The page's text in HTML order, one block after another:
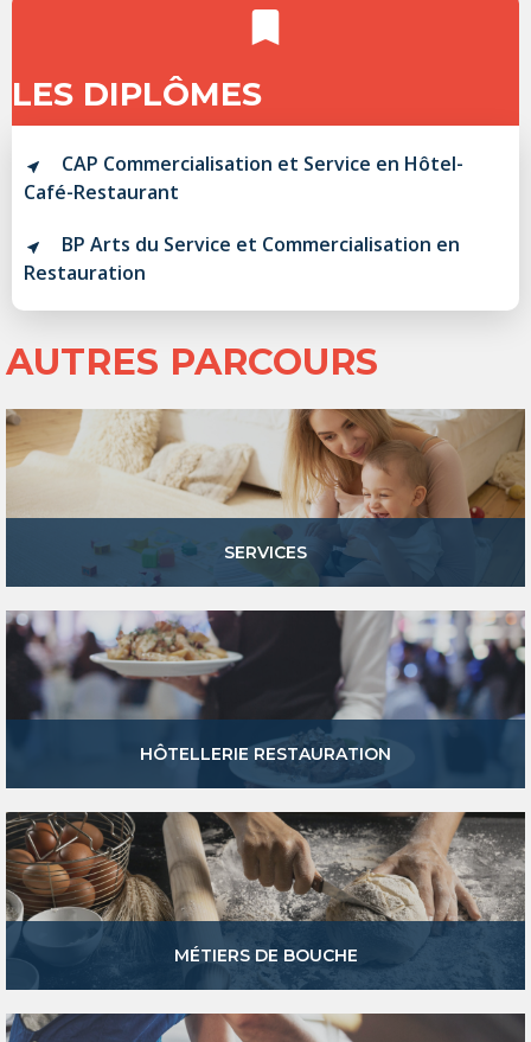
LES DIPLÔMES
CAP Commercialisation et Service en Hôtel-
Café-Restaurant
BP Arts du Service et Commercialisation en
Restauration
AUTRES PARCOURS
SERVICES
HÔTELLERIE RESTAURATION
MÉTIERS DE BOUCHE